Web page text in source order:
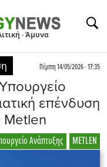
· Άμυνα
Πέμπτη 14/05/2026 - 17:35
επένδυση
Metlen
METLEN
Ανάπτυξης